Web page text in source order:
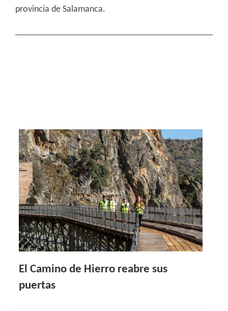
provincia de Salamanca.
El Camino de Hierro reabre sus
puertas